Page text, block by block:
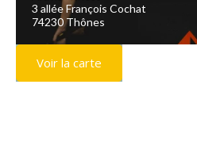
3 allée François Cochat
74230 Thônes
Voir la carte